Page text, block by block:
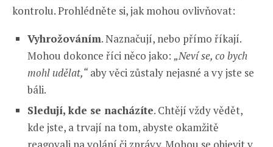
kontrolu. Prohlédněte si, jak mohou ovlivňovat:
Vyhrožováním. Naznačují, nebo přímo říkají.
Mohou dokonce říci něco jako: „Neví se, co bych
mohl udělat,“aby věci zůstaly nejasné a vy jste se
báli.
Sledují, kde se nacházíte. Chtějí vždy vědět,
kde jste, a trvají na tom, abyste okamžitě